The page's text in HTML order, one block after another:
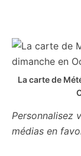
La carte de
Personnalisez
médias en